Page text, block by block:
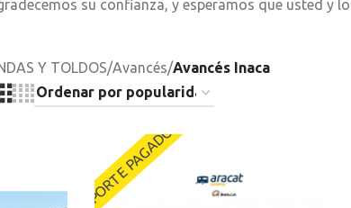
su confianza, y esperamos que usted y
Y TOLDOS/Avancés/Avancés Inaca
PORTE PAGADO